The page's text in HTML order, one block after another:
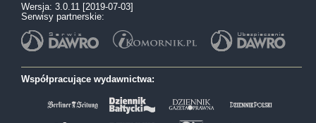
Wersja: 3.0.11 [2019-07-03]
Serwisy partnerskie:
Współpracujące wydawnictwa: